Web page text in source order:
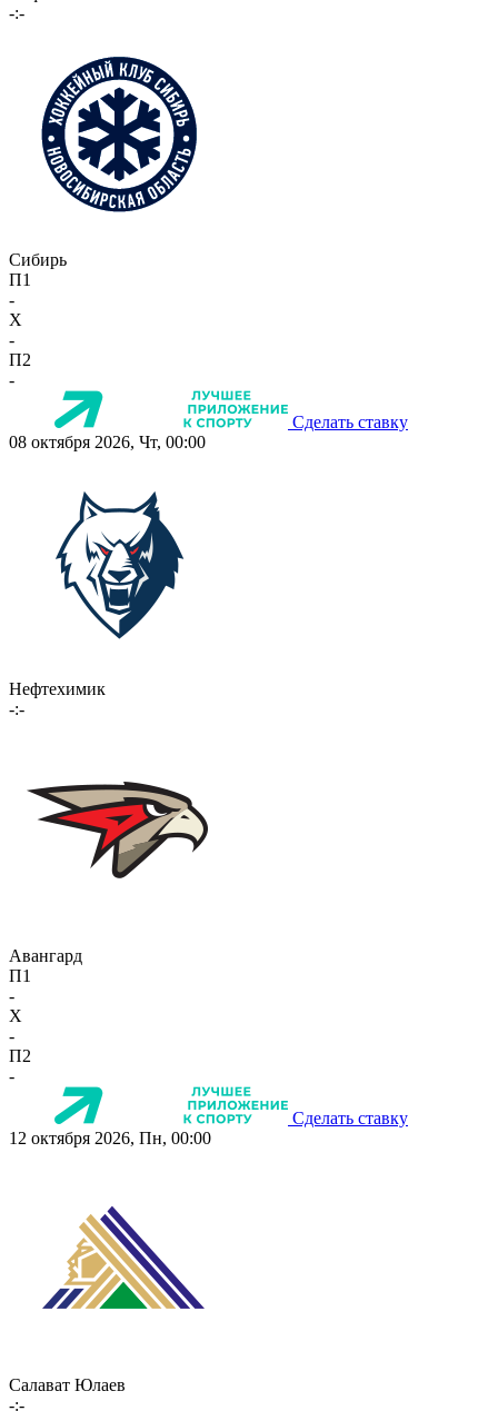
-:-
Сибирь
П1
-
X
-
П2
-
Сделать ставку
08 октября 2026, Чт, 00:00
Нефтехимик
-:-
Авангард
П1
-
X
-
П2
-
Сделать ставку
12 октября 2026, Пн, 00:00
Салават Юлаев
-:-